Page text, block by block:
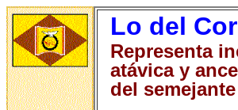
Lo del
Representa
atávica y
del